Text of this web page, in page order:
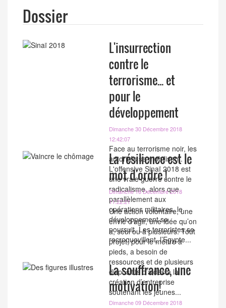
Dossier
L'insurrection
contre le
terrorisme... et
pour le
développement
Dimanche 30 Décembre 2018
12:42:07
Face au terrorisme noir, les
autorités se mobilisent.
L'offensive Sinaï 2018 est
une vraie guerre contre le
radicalisme, alors que
parallèlement aux
opérations militaires, le
développement se
poursuit. Les terroristes se
recroquevillent, l’Egypte...
La résilience est le
mot d'ordre !
Dimanche 16 Décembre 2018
11:22:21
Une action volontaire, une
envie d’agir, une idée qu’on
a, seul ou à plusieurs. Tout
projet, pour le mettre à
pieds, a besoin de
ressources et de plusieurs
dispositifs d’aides à la
création d’entreprise
soutenant les jeunes...
La souffrance, une
motivation!
Dimanche 09 Décembre 2018